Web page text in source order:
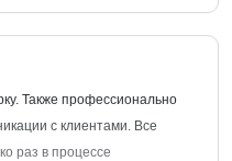
Также профессионально
с клиентами. Все
раз в процессе